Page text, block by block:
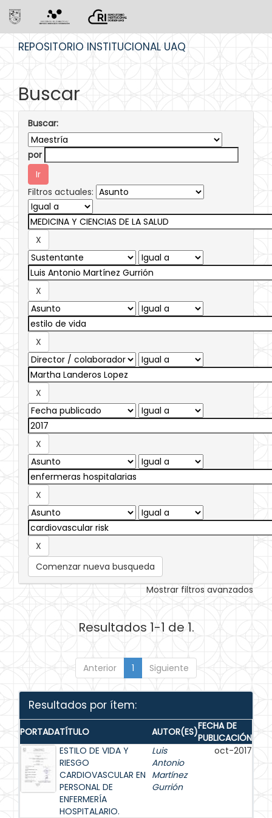
REPOSITORIO INSTITUCIONAL UAQ
Buscar
Buscar:
por
Filtros actuales:
Comenzar nueva busqueda
Mostrar filtros avanzados
Resultados 1-1 de 1.
Anterior 1 Siguiente
Resultados por ítem:
PORTADATÍTULO AUTOR(ES)FECHA DE
PUBLICACIÓN
ESTILO DE VIDA Y
RIESGO
CARDIOVASCULAR EN
PERSONAL DE
ENFERMERÍA
HOSPITALARIO.
Luis
Antonio
Martínez
Gurrión
oct-2017